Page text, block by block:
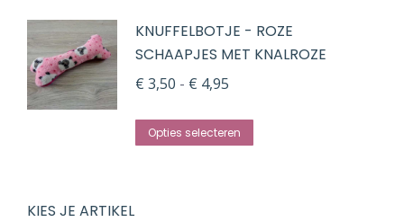
heeft
meerdere
KNUFFELBOTJE - ROZE
SCHAAPJES MET KNALROZE
€ 3,50 - € 4,95
tot
Opties selecteren
KIES JE ARTIKEL